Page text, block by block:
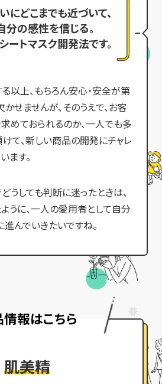
にどこまでも近づいて、
分の感性を信じる。
ートマスク開発法です。
以上、もちろん安心・安全が第
せませんが、そのうえで、お客
めておられるのか、一人でも多
て、新しい商品の開発にチャレ
ます。
うしても判断に迷ったときは、
うに、一人の愛用者として自分
んでいきたいですね。
報はこちら
肌美精